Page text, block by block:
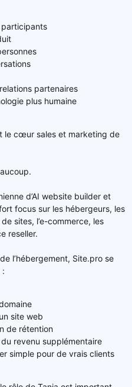
partenaires
plus humaine
le cœur sales et marketing de
d’AI website builder et
focus sur les hébergeurs, les
sites, l’e-commerce, les
reseller.
l’hébergement, Site.pro se
:
site web
de rétention
revenu supplémentaire
simple pour de vrais clients